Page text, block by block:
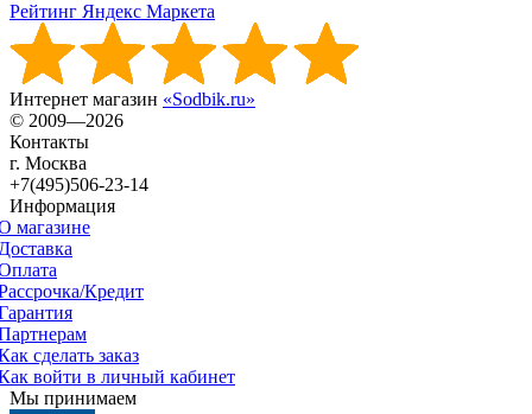
Рейтинг Яндекс Маркета
Интернет магазин «Sodbik.ru»
© 2009—2026
Контакты
г. Москва
+7(495)506-23-14
Информация
магазине
Кредит
сделать заказ
войти в личный кабинет
Мы принимаем